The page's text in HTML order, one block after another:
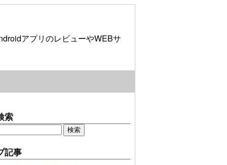
アプリのレビューやWEBサ
索
記事